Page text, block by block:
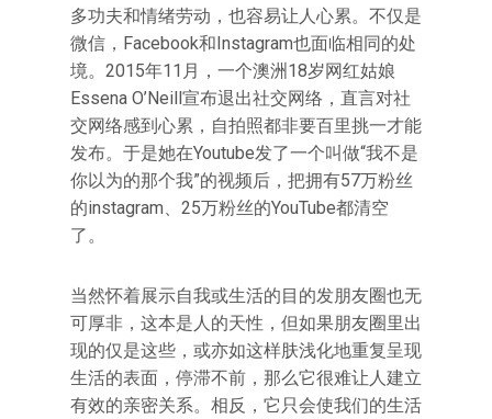
多功夫和情绪劳动，也容易让人心累。不仅是
微信，Facebook和Instagram也面临相同的处
境。2015年11月，一个澳洲18岁网红姑娘
Essena O’Neill宣布退出社交网络，直言对社
交网络感到心累，自拍照都非要百里挑一才能
发布。于是她在Youtube发了一个叫做“我不是
你以为的那个我”的视频后，把拥有57万粉丝
的instagram、25万粉丝的YouTube都清空
了。
当然怀着展示自我或生活的目的发朋友圈也无
可厚非，这本是人的天性，但如果朋友圈里出
现的仅是这些，或亦如这样肤浅化地重复呈现
生活的表面，停滞不前，那么它很难让人建立
有效的亲密关系。相反，它只会使我们的生活